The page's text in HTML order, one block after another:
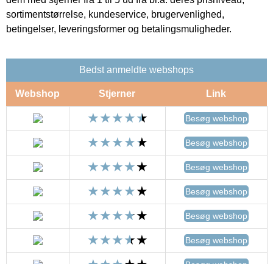
sortimentstørrelse, kundeservice, brugervenlighed,
betingelser, leveringsformer og betalingsmuligheder.
Bedst anmeldte webshops
Webshop Stjerner Link
Besøg webshop
Besøg webshop
Besøg webshop
Besøg webshop
Besøg webshop
Besøg webshop